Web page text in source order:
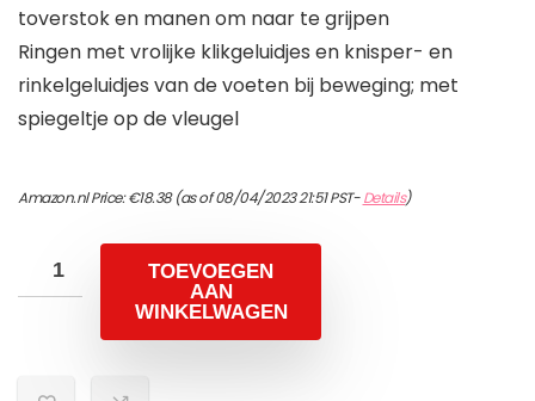
toverstok en manen om naar te grijpen
Ringen met vrolijke klikgeluidjes en knisper- en
rinkelgeluidjes van de voeten bij beweging; met
spiegeltje op de vleugel
Amazon.nl Price:€18.38(as of 08/04/2023 21:51 PST-Details)
TOEVOEGEN
AAN
WINKELWAGEN